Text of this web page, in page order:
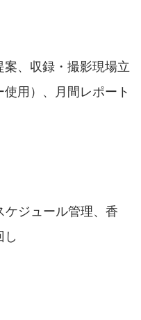
、収録・撮影現場立
用）、月間レポート
ジュール管理、香